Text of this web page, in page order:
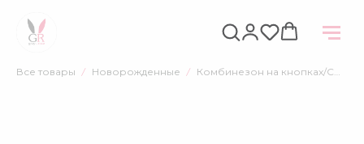
Все товары Новорожденные